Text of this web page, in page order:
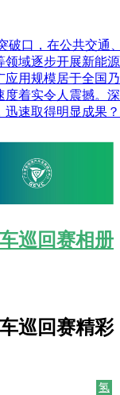
巡回赛相册
巡回赛精彩
口，在公共交通
领域逐步开展新能源
应用规模居于全国乃
度着实令人震撼。深
速取得明显成果？
氢